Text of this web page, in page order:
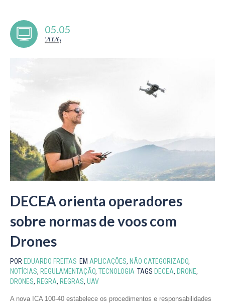
05.05
2026
DECEA orienta operadores
sobre normas de voos com
Drones
POR EDUARDO FREITAS EM APLICAÇÕES, NÃO CATEGORIZADO,
NOTÍCIAS, REGULAMENTAÇÃO, TECNOLOGIA TAGS DECEA, DRONE,
DRONES, REGRA, REGRAS, UAV
A nova ICA 100-40 estabelece os procedimentos e responsabilidades